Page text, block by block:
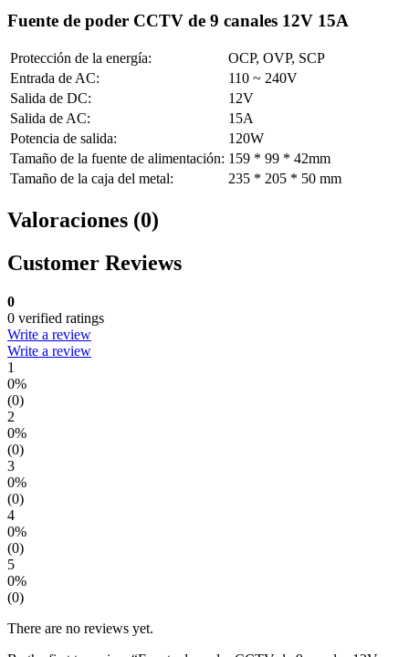
Fuente de poder CCTV de 9 canales 12V 15A
Protección de la energía:
OCP, OVP, SCP
Entrada de AC:
110 ~ 240V
Salida de DC:
12V
Salida de AC:
15A
Potencia de salida:
120W
Tamaño de la fuente de alimentación: 159 * 99 * 42mm
Tamaño de la caja del metal:
235 * 205 * 50 mm
Valoraciones (0)
Customer Reviews
0
0 verified ratings
Write a review
Write a review
1
0%
(0)
2
0%
(0)
3
0%
(0)
4
0%
(0)
5
0%
(0)
There are no reviews yet.